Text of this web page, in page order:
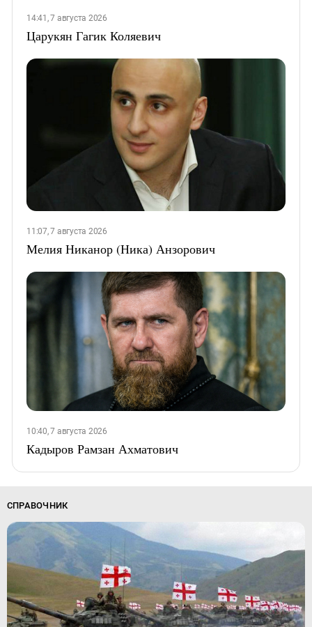
14:41, 7 августа 2026
Царукян Гагик Коляевич
11:07, 7 августа 2026
Мелия Никанор (Ника) Анзорович
10:40, 7 августа 2026
Кадыров Рамзан Ахматович
СПРАВОЧНИК